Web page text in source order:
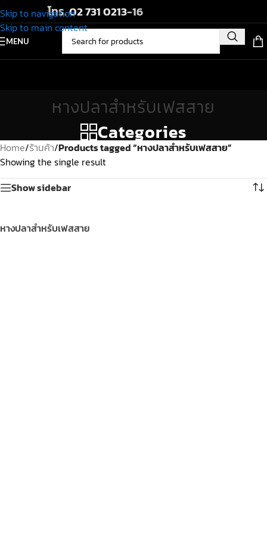
Skip to navigation
Skip to main content
โทร.02 731 0213-16
MENU
หางปลาสำหรับเฟสสาย
Categories
Home/ร้านค้า/Products tagged “หางปลาสำหรับเฟสสาย”
Showing the single result
Show sidebar
หางปลาสำหรับเฟสสาย